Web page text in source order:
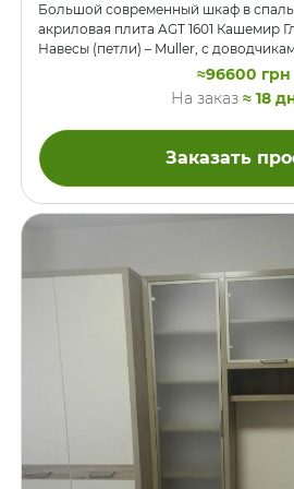
Большой современный шкаф в
акриловая плита AGT 1601 Кашемир
Навесы (петли) – Muller, с
выдвижных ящиков — BLUM. Внутри
для плечиков есть диодная
врезном профиле. Снизу высокие
чёрные матовые, как и штанги
ящиков. Дверцы сверху (антресоли)
открываются нажатием с помощью
≈96600 грн
На заказ ≈ 18
Заказать